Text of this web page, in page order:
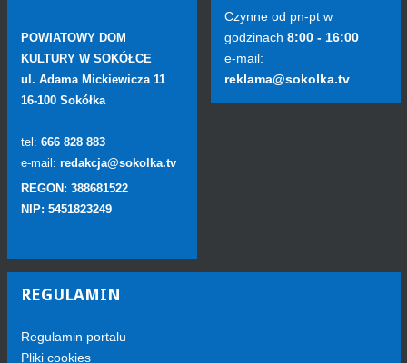
POWIATOWY DOM
KULTURY W SOKÓŁCE
ul. Adama Mickiewicza 11
16-100 Sokółka
tel: 666 828 883
e-mail: redakcja@sokolka.tv
REGON: 388681522
NIP: 5451823249
Czynne od pn-pt w
godzinach 8:00 - 16:00
e-mail:
reklama@sokolka.tv
REGULAMIN
Regulamin portalu
Pliki cookies